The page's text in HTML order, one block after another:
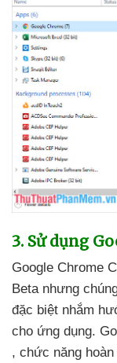
3. Sử dụng
Google Chrome
Beta nhưng
đặc biệt nhắm
cho ứng dụng.
, chức năng